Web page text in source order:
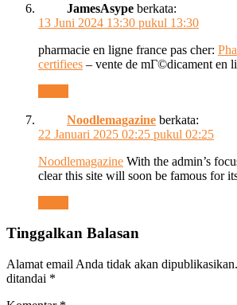
JamesAsype berkata:
13 Juni 2024 13:30 pukul 13:30
pharmacie en ligne france pas cher:
certifiees – vente de mГ©dicament en
Noodlemagazine berkata:
22 Januari 2025 02:25 pukul 02:25
Noodlemagazine With the admin’s
clear this site will soon be famous for
Tinggalkan Balasan
Alamat email Anda tidak akan dipublikasikan.
ditandai *